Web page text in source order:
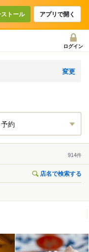
ストール アプリで開く
ログイン
変更
約
914件
店名で検索する